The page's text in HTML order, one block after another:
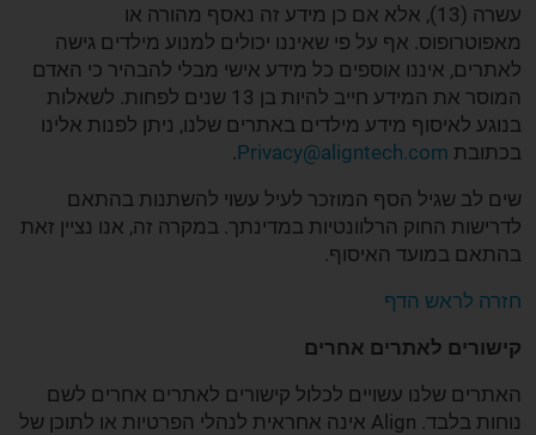
עשרה (13), אלא אם כן מידע זה נאסף מהורה או
מאפוטרופוס. אף על פי שאיננו יכולים למנוע מילדים גישה
לאתרים, איננו אוספים כל מידע אישי מבלי להבהיר כי האדם
המוסר את המידע חייב להיות בן 13 שנים לפחות. לשאלות
בנוגע לאיסוף מידע מילדים באתרים שלנו, ניתן לפנות אלינו
בכתובת Privacy@aligntech.com
.
שים לב שגיל הסף המוזכר לעיל עשוי להשתנות בהתאם
לדרישות החוק הרלוונטיות במדינתך. במקרה זה, אנו נציין זאת
בהתאם במועד האיסוף.
חזרה לראש הדף
קישורים לאתרים אחרים
האתרים שלנו עשויים לכלול קישורים לאתרים אחרים לשם
נוחות בלבד. Align אינה אחראית לנהלי הפרטיות או לתוכן של